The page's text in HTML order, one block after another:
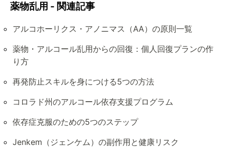
薬物乱用 - 関連記事
アルコホーリクス・アノニマス（AA）の原則一覧
薬物・アルコール乱用からの回復：個人回復プランの作
り方
再発防止スキルを身につける5つの方法
コロラド州のアルコール依存支援プログラム
依存症克服のための5つのステップ
Jenkem（ジェンケム）の副作用と健康リスク